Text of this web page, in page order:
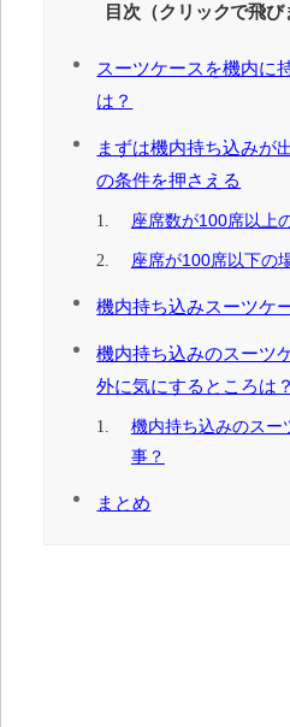
目次（クリックで飛び
スーツケースを機内に
は？
まずは機内持ち込みが
の条件を押さえる
座席数が100席以上
座席が100席以下の
機内持ち込みスーツケ
機内持ち込みのスーツ
外に気にするところは？
機内持ち込みのスー
事？
まとめ